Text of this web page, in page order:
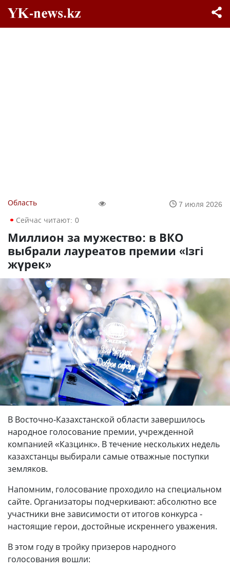
Область
7 июля 2026
Сейчас читают: 0
Миллион за мужество: в ВКО
выбрали лауреатов премии «Iзгi
жүрек»
В Восточно-Казахстанской области завершилось
народное голосование премии, учрежденной
компанией «Казцинк». В течение нескольких недель
казахстанцы выбирали самые отважные поступки
земляков.
Напомним, голосование проходило на специальном
сайте. Организаторы подчеркивают: абсолютно все
участники вне зависимости от итогов конкурса -
настоящие герои, достойные искреннего уважения.
В этом году в тройку призеров народного
голосования вошли: